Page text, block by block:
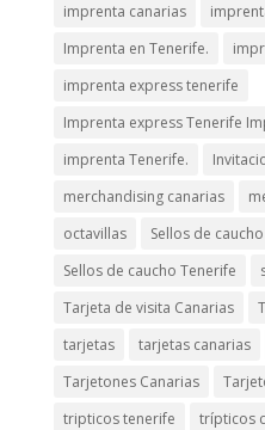
imprenta canarias
Imprenta en Tenerife.
imprenta express tenerife
Imprenta express Tenerife
imprenta Tenerife.
merchandising canarias
octavillas
Sellos de
Sellos de caucho Tenerife
Tarjeta de visita Canarias
tarjetas
tarjetas canarias
Tarjetones Canarias
tripticos tenerife
trípticos